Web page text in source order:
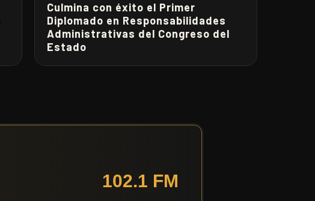
Culmina con éxito el Primer
Diplomado en Responsabilidades
Administrativas del Congreso del
Estado